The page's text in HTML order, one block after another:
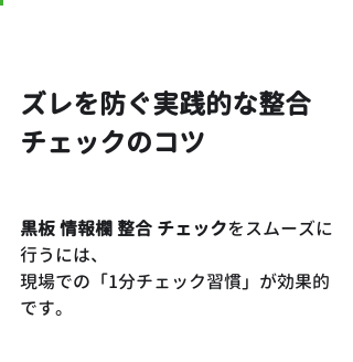
ズレを防ぐ実践的な整合
チェックのコツ
黒板 情報欄 整合 チェックをスムーズに
行うには、
現場での「1分チェック習慣」が効果的
です。